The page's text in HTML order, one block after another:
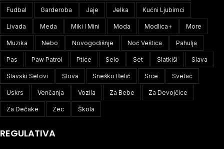
Fudbal Garderoba Jaje Jelka Kućni Ljubimci
Livada Meda Miki I Mini Moda Modlica+ More
Muzika Nebo Novogodišnje Noć Veštica Pahulja
Pas Paw Patrol Ptice Selo Set Slatkiši Slava
Slavski Setovi Slova Sneško Belić Srce Svetac
Uskrs Venčanja Vozila Za Bebe Za Devojčice
Za Dečake Zec Škola
REGULATIVA